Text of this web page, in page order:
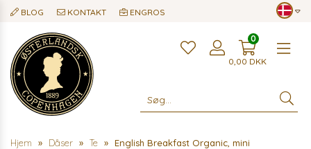
BLOG KONTAKT ENGROS
0,00 DKK
0
Hjem Dåser Te English Breakfast Organic, mini